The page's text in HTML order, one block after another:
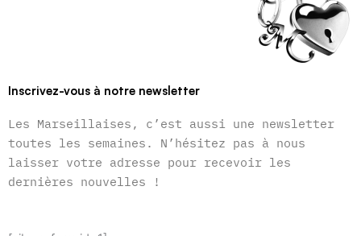
Inscrivez-vous à notre newsletter
Les Marseillaises, c’est aussi une newsletter
toutes les semaines. N’hésitez pas à nous
laisser votre adresse pour recevoir les
dernières nouvelles !